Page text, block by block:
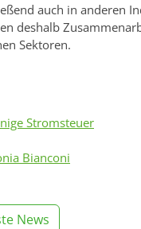
auch in anderen
deshalb
Sektoren.
Stromsteuer
Bianconi
News